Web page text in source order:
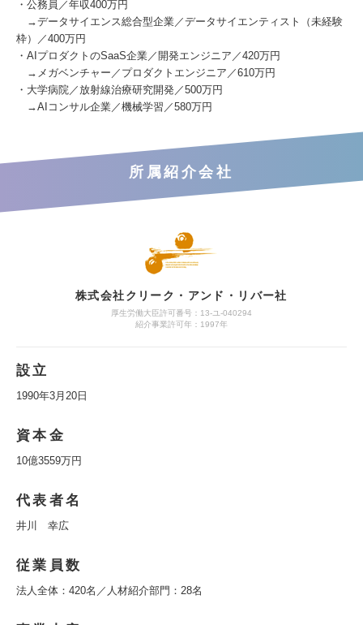
・公務員／年収400万円
→データサイエンス総合型企業／データサイエンティスト（未経験
枠）／400万円
・AIプロダクトのSaaS企業／開発エンジニア／420万円
→メガベンチャー／プロダクトエンジニア／610万円
・大学病院／放射線治療研究開発／500万円
→AIコンサル企業／機械学習／580万円
所属紹介会社
株式会社クリーク・アンド・リバー社
厚生労働大臣許可番号：13-ユ-040294
紹介事業許可年：1997年
設立
1990年3月20日
資本金
10億3559万円
代表者名
井川 幸広
従業員数
法人全体：420名／人材紹介部門：28名